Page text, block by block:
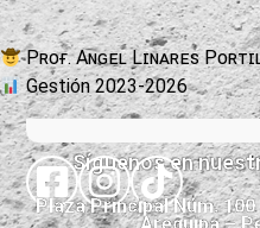
Pʀᴏғ. Aɴɢᴇʟ Lɪɴᴀʀᴇs
Gestión 2023-2026
Síguenos en
Plaza Principal Núm.